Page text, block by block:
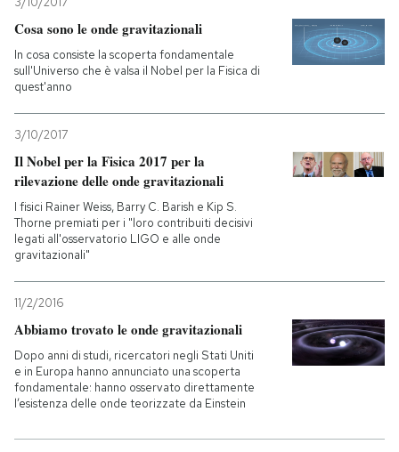
I MIEI PREFERITI
CALENDARIO
AREA PERSONALE
Entra
Cosa sono le onde gravitazionali
In cosa consiste la scoperta fondamentale
sull'Universo che è valsa il Nobel per la Fisica di
quest'anno
3/10/2017
Il Nobel per la Fisica 2017 per la
rilevazione delle onde gravitazionali
I fisici Rainer Weiss, Barry C. Barish e Kip S.
Thorne premiati per i "loro contribuiti decisivi
legati all'osservatorio LIGO e alle onde
gravitazionali"
11/2/2016
Abbiamo trovato le onde gravitazionali
Dopo anni di studi, ricercatori negli Stati Uniti
e in Europa hanno annunciato una scoperta
fondamentale: hanno osservato direttamente
l’esistenza delle onde teorizzate da Einstein